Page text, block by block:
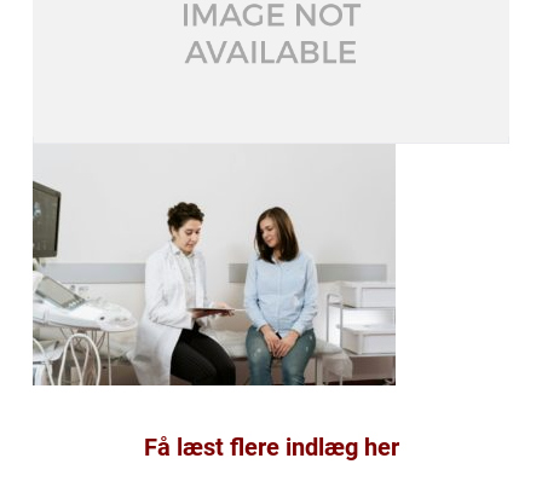
Få læst flere indlæg her